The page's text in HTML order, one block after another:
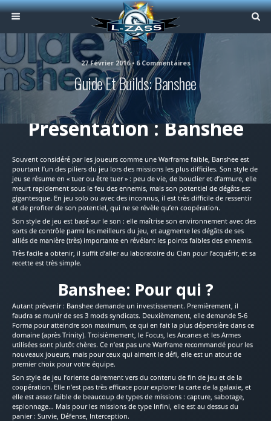
27 Février 2016 • 6 Commentaires
Guide Et Builds: Banshee
Présentation : Banshee
Souvent considéré par les joueurs comme une Warframe faible, Banshee est
pourtant l’un des piliers du jeu lors des missions les plus difficiles. Son style de
jeu se résume en « tuer ou être tuer » : peu de vie, de bouclier et d’armure, elle
meurt rapidement sous le feu des ennemis, mais son potentiel de dégâts est
gigantesque. En jeu solo ou avec des inconnus, il est très difficile de ressentir
et de profiter de son potentiel, qui ne se révèle qu’en coopération.
Son style de jeu est basé sur le son : elle maîtrise son environnement avec des
sorts de contrôle parmi les meilleurs du jeu, et augmente les dégâts de ses
alliés de manière (très) importante en révélant les points faibles des ennemis.
Très facile a obtenir, il suffit d’aller au laboratoire du Clan pour l’acquérir, et sa
recette est très simple.
Banshee: Pour qui ?
Autant prévenir : Banshee demande un investissement. Premièrement, il
faudra se munir de ses 3 mods syndicats. Deuxièmement, elle demande 5-6
Forma pour atteindre son maximum, ce qui en fait la plus dépensière dans ce
domaine (après Trinity). Troisièmement, le Focus, les Arcanes et les Armes
utilisées sont plutôt chères. Ce n’est pas une Warframe recommandé pour les
nouveaux joueurs, mais pour ceux qui aiment le défi, elle est un atout de
premier choix pour votre équipe.
Son style de jeu l’oriente clairement vers du contenu de fin de jeu et de la
coopération. Elle n’est pas très efficace pour explorer la carte de la galaxie, et
elle est assez faible de beaucoup de types de missions : capture, sabotage,
espionnage… Mais pour les missions de type Infini, elle est au dessus du
panier : Survie, Défense, Interception.